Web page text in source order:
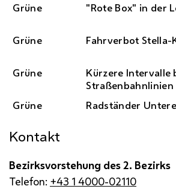
Grüne
"Rote Box" in der
Grüne Fahrverbot
Grüne
Kürzere Intervalle
Straßenbahnlinien
Grüne
Radständer
Kontakt
Bezirksvorstehung des 2. Bezirks
Telefon: +43 1 4000-02110